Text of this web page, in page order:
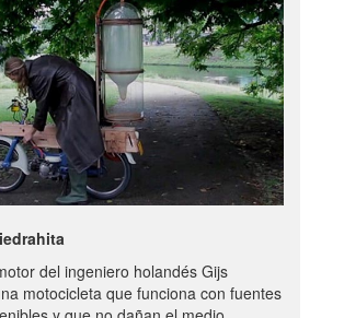
del ingeniero holandés Gijs
motocicleta que funciona con fuentes